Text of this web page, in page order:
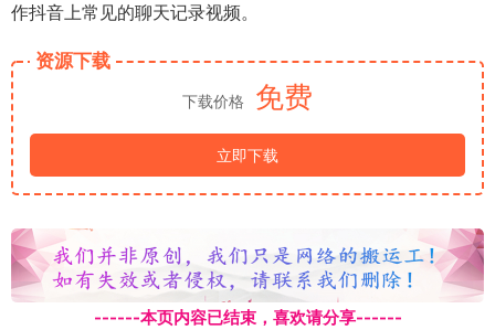
作抖音上常见的聊天记录视频。
资源下载
下载价格 免费
立即下载
------本页内容已结束，喜欢请分享------